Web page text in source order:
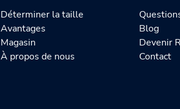
Déterminer la taille
Avantages
Magasin
À propos de nous
Blog
Devenir
Contact